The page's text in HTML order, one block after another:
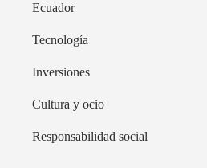
Ecuador
Tecnología
Inversiones
Cultura y ocio
Responsabilidad social